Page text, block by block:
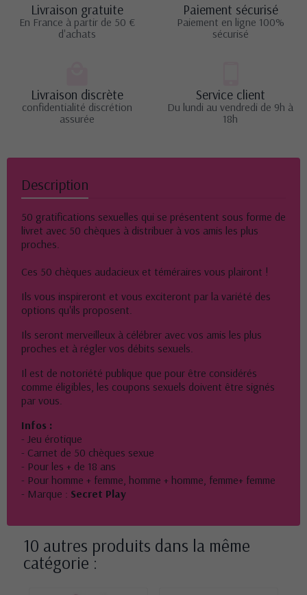
Livraison gratuite
En France à partir de 50 €
d'achats
Paiement sécurisé
Paiement en ligne 100%
sécurisé
Livraison discrète
confidentialité discrétion
assurée
Service client
Du lundi au vendredi de 9h à
18h
Description
50 gratifications sexuelles qui se présentent sous forme de
livret avec 50 chèques à distribuer à vos amis les plus
proches.
Ces 50 chèques audacieux et téméraires vous plairont !
Ils vous inspireront et vous exciteront par la variété des
options qu'ils proposent.
Ils seront merveilleux à célébrer avec vos amis les plus
proches et à régler vos débits sexuels.
Il est de notoriété publique que pour être considérés
comme éligibles, les coupons sexuels doivent être signés
par vous.
Infos :
- Jeu érotique
- Carnet de 50 chèques sexue
- Pour les + de 18 ans
- Pour homme + femme, homme + homme, femme+ femme
- Marque : Secret Play
10 autres produits dans la même
catégorie :